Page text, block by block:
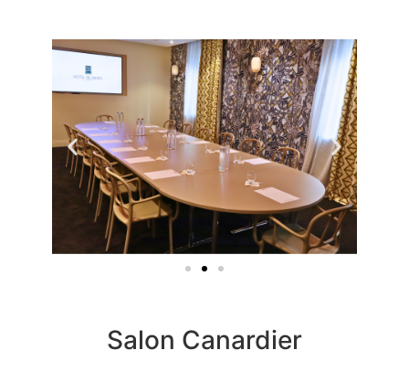
Salon Canardier